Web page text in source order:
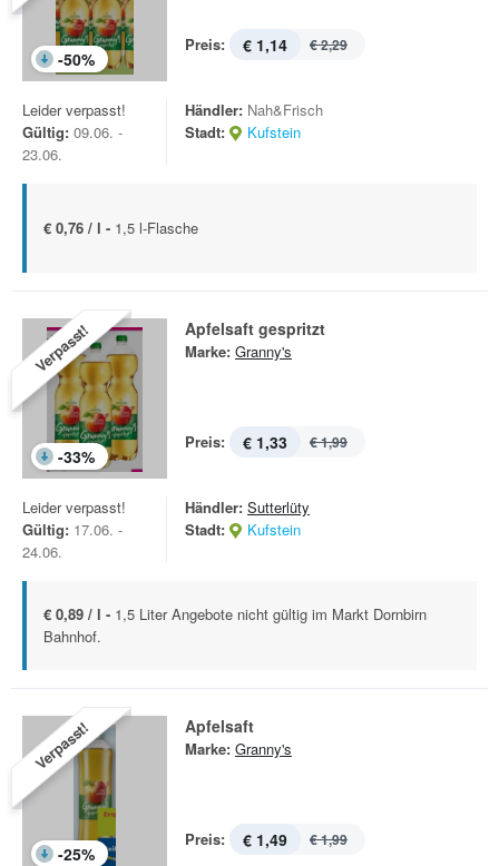
-50%
Preis: € 1,14 € 2,29
Leider verpasst!
Gültig: 09.06. -
23.06.
Händler: Nah&Frisch
Stadt:
Kufstein
€ 0,76 / l - 1,5 l-Flasche
Verpasst!
-33%
Apfelsaft gespritzt
Marke: Granny's
Preis: € 1,33 € 1,99
Leider verpasst!
Gültig: 17.06. -
24.06.
Händler: Sutterlüty
Stadt:
Kufstein
€ 0,89 / l - 1,5 Liter Angebote nicht gültig im Markt Dornbirn
Bahnhof.
Verpasst!
-25%
Apfelsaft
Marke: Granny's
Preis: € 1,49 € 1,99